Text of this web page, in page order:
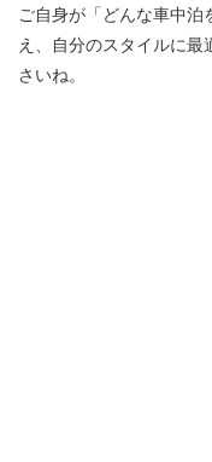
ご自身が「どんな車中
え、自分のスタイルに
さいね。